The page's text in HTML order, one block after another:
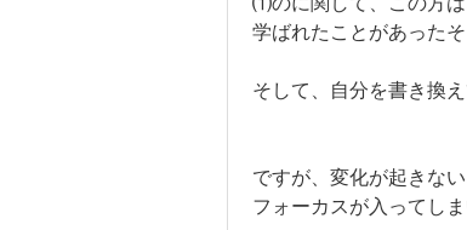
学ばれたことがあったそ
そして、自分を書き換
ですが、変化が起きな
フォーカスが入ってし